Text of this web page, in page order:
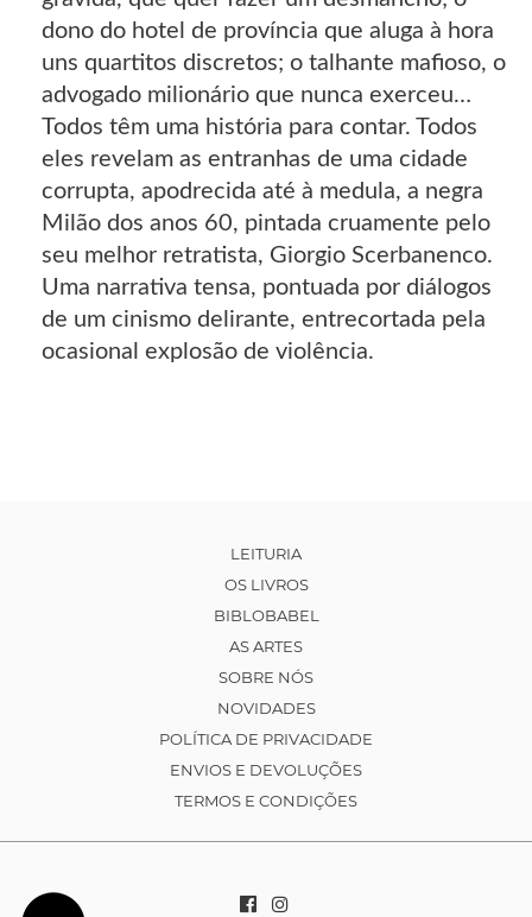
dono do hotel de província que aluga à hora
uns quartitos discretos; o talhante mafioso, o
advogado milionário que nunca exerceu…
Todos têm uma história para contar. Todos
eles revelam as entranhas de uma cidade
corrupta, apodrecida até à medula, a negra
Milão dos anos 60, pintada cruamente pelo
seu melhor retratista, Giorgio Scerbanenco.
Uma narrativa tensa, pontuada por diálogos
de um cinismo delirante, entrecortada pela
ocasional explosão de violência.
LEITURIA
OS LIVROS
BIBLOBABEL
AS ARTES
SOBRE NÓS
NOVIDADES
POLÍTICA DE PRIVACIDADE
ENVIOS E DEVOLUÇÕES
TERMOS E CONDIÇÕES